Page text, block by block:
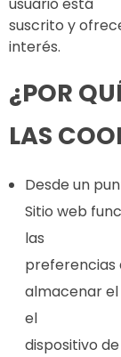
suscrito y
interés.
¿POR
LAS
Desde un
Sitio web
las
preferencias
almacenar
el
dispositivo